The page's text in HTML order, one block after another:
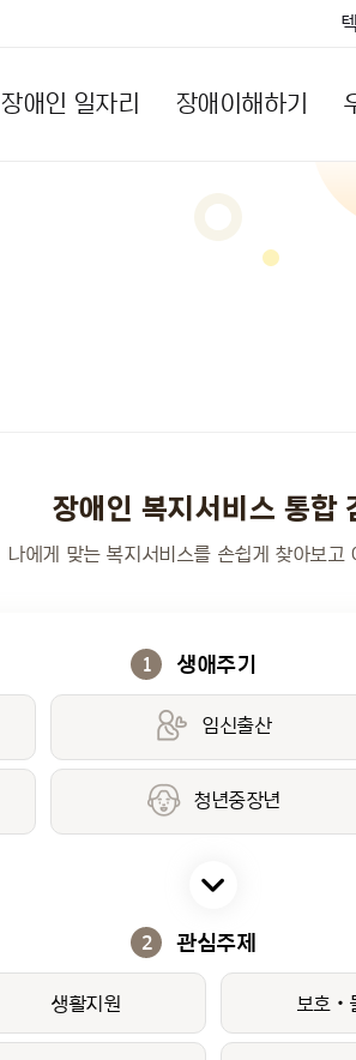
장애인 일자리 장애이해하기
장애인 복지서비스 통합
나에게 맞는 복지서비스를 손쉽게 찾아보고
1 생애주기
임신출산
청년중장년
2 관심주제
생활지원 보호‧